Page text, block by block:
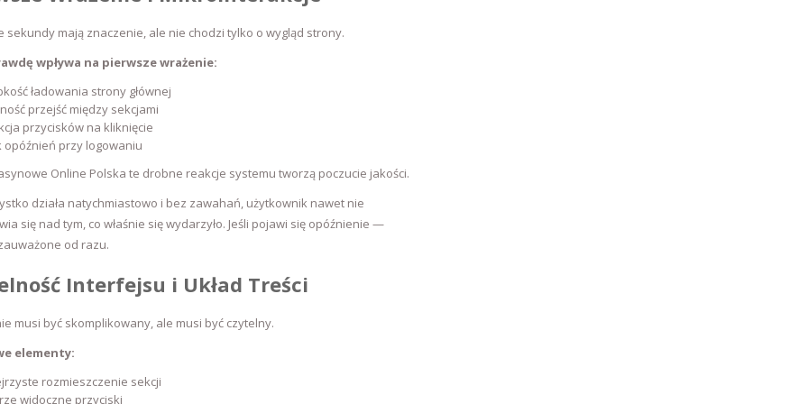
sekundy mają znaczenie, ale nie chodzi tylko o wygląd strony.
wpływa na pierwsze wrażenie:
ładowania strony głównej
przejść między sekcjami
przycisków na kliknięcie
opóźnień przy logowaniu
Online Polska te drobne reakcje systemu tworzą poczucie jakości.
działa natychmiastowo i bez zawahań, użytkownik nawet nie
się nad tym, co właśnie się wydarzyło. Jeśli pojawi się opóźnienie —
od razu.
Interfejsu i Układ Treści
musi być skomplikowany, ale musi być czytelny.
elementy:
rozmieszczenie sekcji
widoczne przyciski